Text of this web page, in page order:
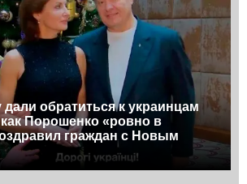
обратиться к украинцам
как Порошенко «ровно в
граждан с Новым